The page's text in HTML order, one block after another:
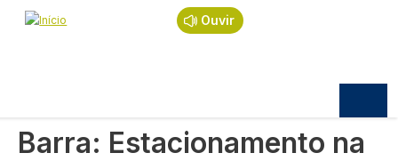
Passar para o conteúdo principal
Ouvir
Navegação estrutural
Início
Política
Barra: Estacionamento na Avenida João Corte
Barra: Estacionamento na